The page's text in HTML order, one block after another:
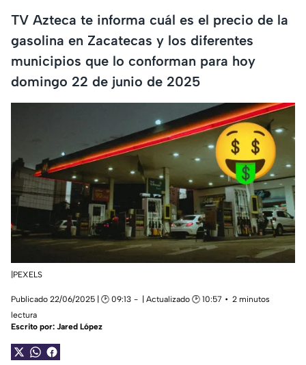
TV Azteca te informa cuál es el precio de la
gasolina en Zacatecas y los diferentes
municipios que lo conforman para hoy
domingo 22 de junio de 2025
|PEXELS
Publicado 22/06/2025 | 🕑 09:13 | Actualizado 🕑 10:57
2 minutos
lectura
Escrito por: Jared López